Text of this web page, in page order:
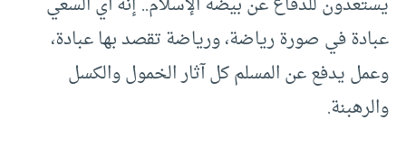
عبادة في صورة رياضة، ورياضة تقصد بها عبادة،
وعمل يدفع عن المسلم كل آثار الخمول والكسل
والرهبنة.